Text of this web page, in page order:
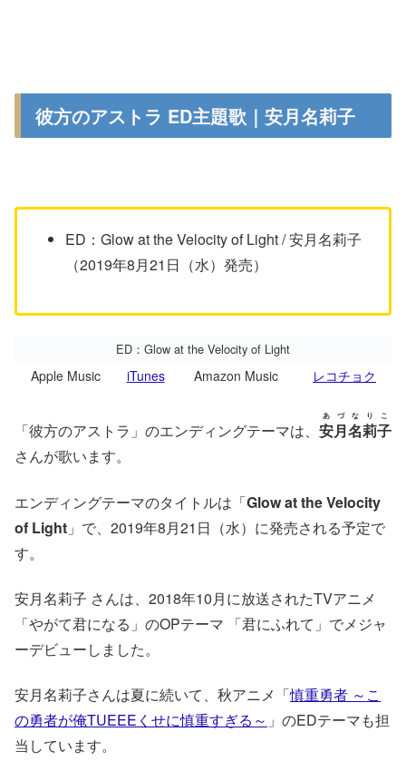
彼方のアストラ ED主題歌｜安月名莉子
ED：Glow at the Velocity of Light / 安月名莉子
（2019年8月21日（水）発売）
ED：Glow at the Velocity of Light
Apple Music iTunes Amazon Music レコチョク
「彼方のアストラ」のエンディングテーマは、 安月名莉子
あづなりこ
さんが歌います。
エンディングテーマのタイトルは「Glow at the Velocity
of Light 」で、2019年8月21日（水）に発売される予定で
す。
安月名莉子 さんは、2018年10月に放送されたTVアニメ
「やがて君になる」のOPテーマ 「君にふれて」でメジャ
ーデビューしました。
安月名莉子さんは夏に続いて、秋アニメ「慎重勇者 ～こ
の勇者が俺TUEEEくせに慎重すぎる～ 」のEDテーマも担
当しています。